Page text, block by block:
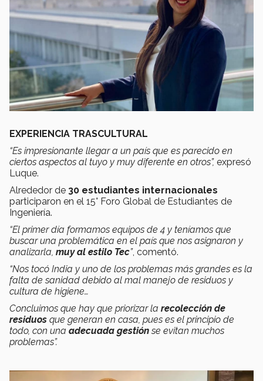
EXPERIENCIA TRASCULTURAL
“Es impresionante llegar a un país que es parecido en
ciertos aspectos al tuyo y muy diferente en otros”, expresó
Luque.
Alrededor de 30 estudiantes internacionales
participaron en el 15° Foro Global de Estudiantes de
Ingeniería.
“El primer día formamos equipos de 4 y teníamos que
buscar una problemática en el país que nos asignaron y
analizarla, muy al estilo Tec”, comentó.
“Nos tocó India y uno de los problemas más grandes es la
falta de sanidad debido al mal manejo de residuos y
cultura de higiene…
Concluimos que hay que priorizar la recolección de
residuos que generan en casa, pues es el principio de
todo, con una adecuada gestiónse evitan muchos
problemas”.